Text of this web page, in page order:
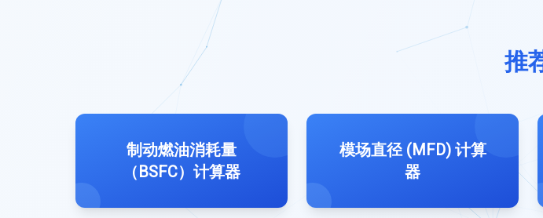
推
制动燃油消耗量
（BSFC）计算器
模场直径 (MFD) 计算
器